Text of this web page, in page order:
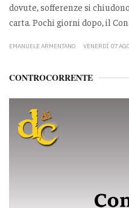
dovute, sofferenze si
carta. Pochi giorni dopo, il
EMANUELE ARMENTANO VENERDÌ 07
CONTROCORRENTE